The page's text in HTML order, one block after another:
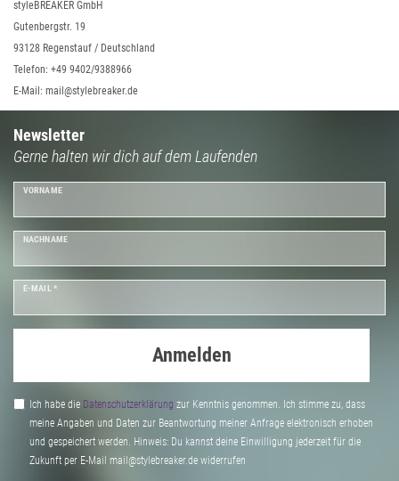
styleBREAKER GmbH
Gutenbergstr. 19
93128 Regenstauf / Deutschland
Telefon: +49 9402/9388966
E-Mail: mail@stylebreaker.de
Newsletter
Gerne halten wir dich auf dem Laufenden
VORNAME
NACHNAME
E-MAIL *
Anmelden
Ich habe die Daten­schutz­erklärung zur Kenntnis genommen. Ich stimme zu, dass
meine Angaben und Daten zur Beantwortung meiner Anfrage elektronisch erhoben
und gespeichert werden. Hinweis: Du kannst deine Einwilligung jederzeit für die
Zukunft per E-Mail mail@stylebreaker.de widerrufen